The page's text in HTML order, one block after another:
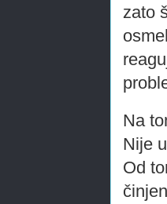
zato
Na
Nije
Od